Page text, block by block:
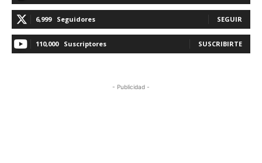
6,999 Seguidores SEGUIR
110,000 Suscriptores SUSCRIBIRTE
- Publicidad -